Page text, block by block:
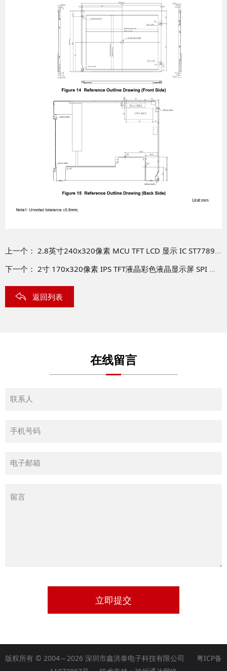
上一个： 2.8英寸240x320像素 MCU TFT LCD 显示 IC ST7789 /TFT-H028A17QVTST2N37
下一个： 2寸 170x320像素 IPS TFT液晶彩色液晶显示屏 SPI 宽温 TFT-H020A05QVIST7N10
返回列表
在线留言
立即提交
版权所有 © 2004～2026 深圳市鑫洪泰电子科技有限公司 粤ICP备